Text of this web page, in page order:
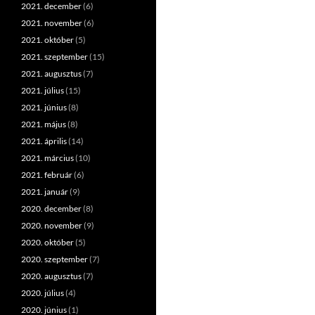
2021. december(6)
2021. november(6)
2021. október(5)
2021. szeptember(15)
2021. augusztus(7)
2021. július(15)
2021. június(8)
2021. május(8)
2021. április(14)
2021. március(10)
2021. február(6)
2021. január(9)
2020. december(8)
2020. november(9)
2020. október(5)
2020. szeptember(7)
2020. augusztus(7)
2020. július(4)
2020. június(1)